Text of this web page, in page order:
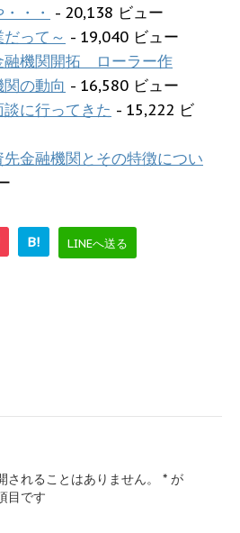
・・ - 20,138 ビュー
って～ - 19,040 ビュー
融機関開拓 ローラー作
の動向 - 16,580 ビュー
に行ってきた - 15,222 ビ
金融機関とその特徴につい
B! LINEへ送る
されることはありません。 * が
目です